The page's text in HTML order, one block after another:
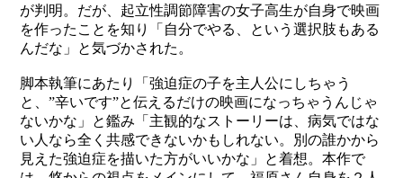
が判明。だが、起立性調節障害の女子高生が自身で映画
を作ったことを知り「自分でやる、という選択肢もある
んだな」と気づかされた。
脚本執筆にあたり「強迫症の子を主人公にしちゃう
と、”辛いです”と伝えるだけの映画になっちゃうんじゃ
ないかな」と鑑み「主観的なストーリーは、病気ではな
い人なら全く共感できないかもしれない。別の誰かから
見えた強迫症を描いた方がいいかな」と着想。本作で